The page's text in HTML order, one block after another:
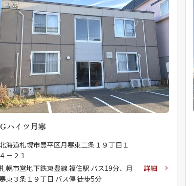
ハイツ月寒
海道札幌市豊平区月寒東二条１９丁目１
－２１
幌市営地下鉄東豊線 福住駅 バス19分、月
東３条１９丁目 バス停 徒歩5分
詳細